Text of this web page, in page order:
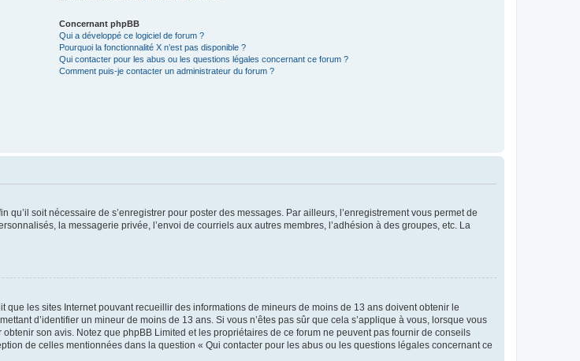
Concernant phpBB
Qui a développé ce logiciel de forum ?
Pourquoi la fonctionnalité X n’est pas disponible ?
Qui contacter pour les abus ou les questions légales concernant ce forum ?
Comment puis-je contacter un administrateur du forum ?
soit nécessaire de s’enregistrer pour poster des messages. Par ailleurs, l’enregistrement vous permet de
la messagerie privée, l’envoi de courriels aux autres membres, l’adhésion à des groupes, etc. La
que les sites Internet pouvant recueillir des informations de mineurs de moins de 13 ans doivent obtenir le
d’identifier un mineur de moins de 13 ans. Si vous n’êtes pas sûr que cela s’applique à vous, lorsque vous
son avis. Notez que phpBB Limited et les propriétaires de ce forum ne peuvent pas fournir de conseils
de celles mentionnées dans la question « Qui contacter pour les abus ou les questions légales concernant ce